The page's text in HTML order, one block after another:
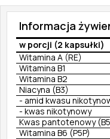
Informacja
w porcji (2 kapsułki)
Witamina A (RE)
Witamina B1
Witamina B2
Niacyna (B3)
- amid kwasu
- kwas nikotynowy
Kwas pantotenowy
Witamina B6 (P5P)